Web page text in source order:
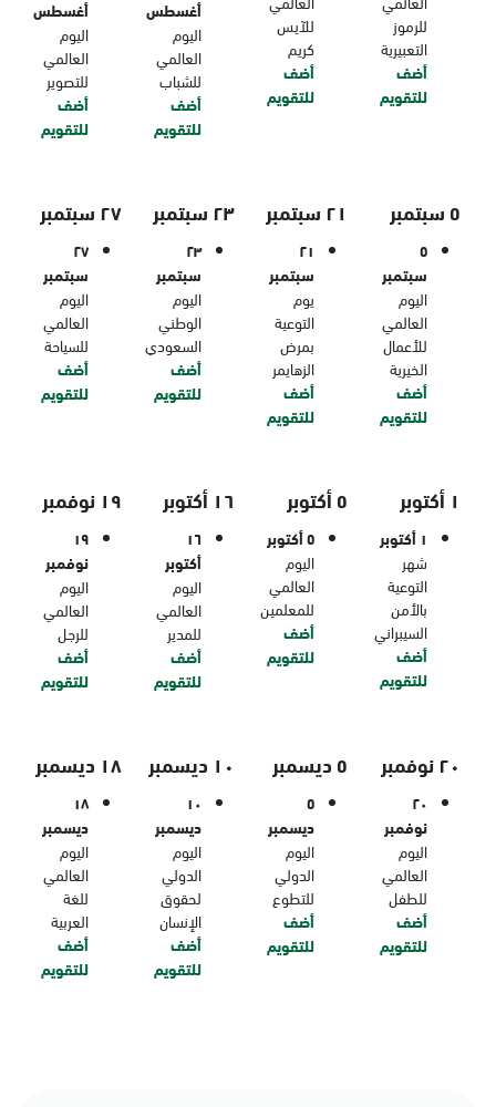
للرموز
التعبيرية
أضف
للتقويم
للآيس
كريم
أضف
للتقويم
أغسطس
اليوم
العالمي
للشباب
أضف
للتقويم
أغسطس
اليوم
العالمي
للتصوير
أضف
للتقويم
٥ سبتمبر
٥
سبتمبر
اليوم
العالمي
للأعمال
الخيرية
أضف
للتقويم
٢١ سبتمبر
٢١
سبتمبر
يوم
التوعية
بمرض
الزهايمر
أضف
للتقويم
٢٣ سبتمبر
٢٣
سبتمبر
اليوم
الوطني
السعودي
أضف
للتقويم
٢٧ سبتمبر
٢٧
سبتمبر
اليوم
العالمي
للسياحة
أضف
للتقويم
١ أكتوبر
١ أكتوبر
شهر
التوعية
بالأمن
السيبراني
أضف
للتقويم
٥ أكتوبر
٥ أكتوبر
اليوم
العالمي
للمعلمين
أضف
للتقويم
١٦ أكتوبر
١٦
أكتوبر
اليوم
العالمي
للمدير
أضف
للتقويم
١٩ نوفمبر
١٩
نوفمبر
اليوم
العالمي
للرجل
أضف
للتقويم
٢٠ نوفمبر
٢٠
نوفمبر
اليوم
العالمي
للطفل
أضف
للتقويم
٥ ديسمبر
٥
ديسمبر
اليوم
الدولي
للتطوع
أضف
للتقويم
١٠ ديسمبر
١٠
ديسمبر
اليوم
الدولي
لحقوق
الإنسان
أضف
للتقويم
١٨ ديسمبر
١٨
ديسمبر
اليوم
العالمي
للغة
العربية
أضف
للتقويم